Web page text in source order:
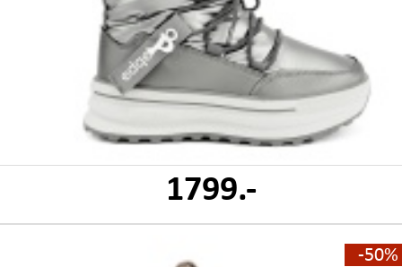
1799.-
-50%